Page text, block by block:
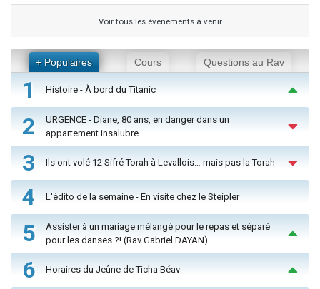
Voir tous les événements à venir
+ Populaires Cours Questions au Rav
1 Histoire - À bord du Titanic
2
URGENCE - Diane, 80 ans, en danger dans un
appartement insalubre
3 Ils ont volé 12 Sifré Torah à Levallois… mais pas la Torah
4 L'édito de la semaine - En visite chez le Steipler
5
Assister à un mariage mélangé pour le repas et séparé
pour les danses ?! (Rav Gabriel DAYAN)
6 Horaires du Jeûne de Ticha Béav